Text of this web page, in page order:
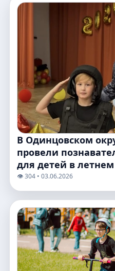
В Одинцовском
провели
для детей в летнем
👁️ 304 • 03.06.2026